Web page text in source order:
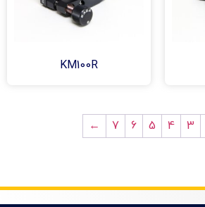
KM100R
3
4
5
6
7
←